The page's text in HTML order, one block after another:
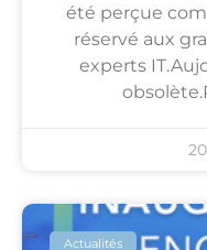
été perçue
réservé aux
experts
Actualités